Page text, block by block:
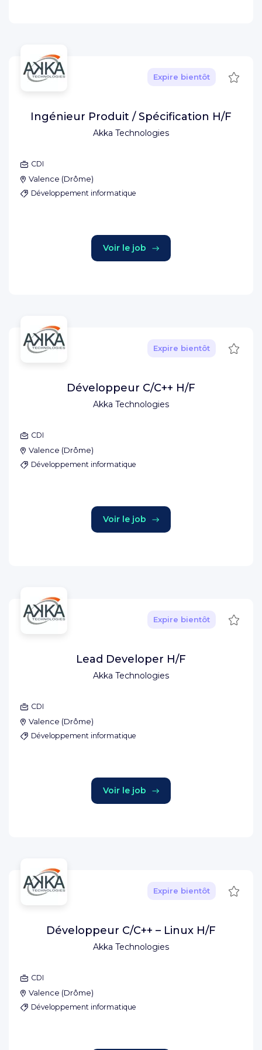
Akka Technologies
Expire bientôt
Ingénieur Produit / Spécification H/F
CDI
Valence (Drôme)
Développement informatique
Voir le job
Akka Technologies
Expire bientôt
Développeur C/C++ H/F
CDI
Valence (Drôme)
Développement informatique
Voir le job
Akka Technologies
Expire bientôt
Lead Developer H/F
CDI
Valence (Drôme)
Développement informatique
Voir le job
Akka Technologies
Expire bientôt
Développeur C/C++ – Linux H/F
CDI
Valence (Drôme)
Développement informatique